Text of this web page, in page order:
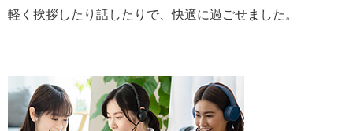
軽く挨拶したり話したりで、快適に過ごせました。